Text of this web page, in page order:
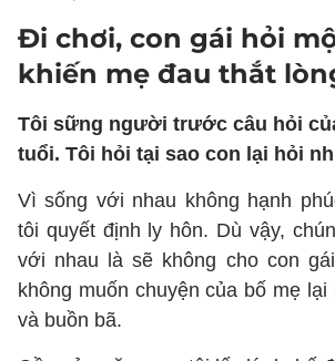
Đi chơi, con gái hỏi
khiến mẹ đau thắt
Tôi sững người trước câu hỏi
tuổi. Tôi hỏi tại sao con lại hỏi
Vì sống với nhau không hạnh
tôi quyết định ly hôn. Dù vậy,
với nhau là sẽ không cho con
không muốn chuyện của bố mẹ
và buồn bã.